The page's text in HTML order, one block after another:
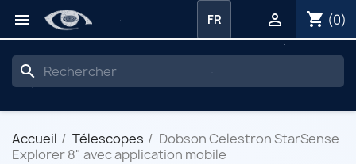
 shopping_cart (0)

FR
search
Accueil Télescopes
Dobson Celestron StarSense
Explorer 8" avec application mobile